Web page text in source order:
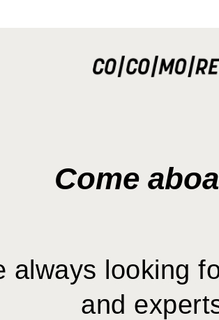
Come
always looking
and